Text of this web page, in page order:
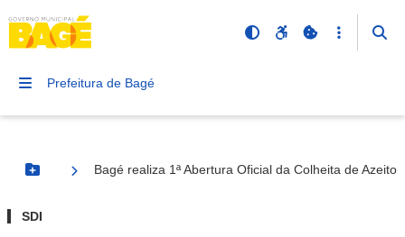
Prefeitura de Bagé
Botão Menu
Bagé realiza 1ª Abertura Oficial da Colheita de
SDI